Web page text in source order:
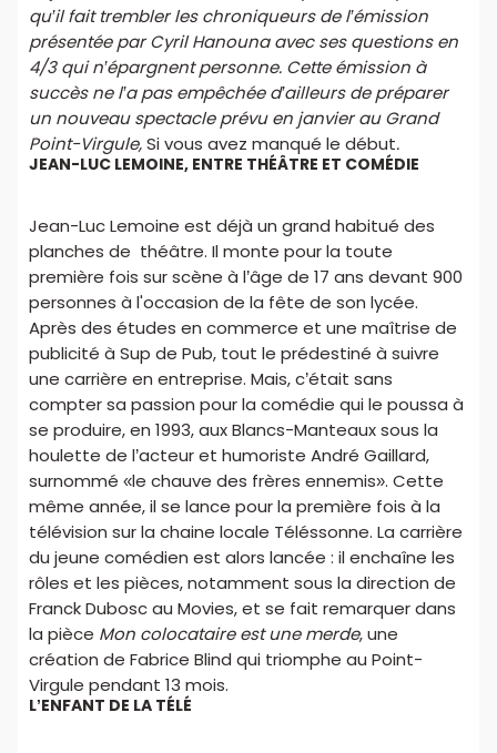
qu’il fait trembler les chroniqueurs de l’émission
présentée par Cyril Hanouna avec ses questions en
4/3 qui n’épargnent personne. Cette émission à
succès ne l’a pas empêchée d’ailleurs de préparer
un nouveau spectacle prévu en janvier au Grand
Point-Virgule,Si vous avez manqué le début.
JEAN-LUC LEMOINE, ENTRE THÉÂTRE ET COMÉDIE
Jean-Luc Lemoine est déjà un grand habitué des
planches de théâtre. Il monte pour la toute
première fois sur scène à l’âge de 17 ans devant 900
personnes à l'occasion de la fête de son lycée.
Après des études en commerce et une maîtrise de
publicité à Sup de Pub, tout le prédestiné à suivre
une carrière en entreprise. Mais, c’était sans
compter sa passion pour la comédie qui le poussa à
se produire, en 1993, aux Blancs-Manteaux sous la
houlette de l’acteur et humoriste André Gaillard,
surnommé «le chauve des frères ennemis». Cette
même année, il se lance pour la première fois à la
télévision sur la chaine locale Téléssonne. La carrière
du jeune comédien est alors lancée : il enchaîne les
rôles et les pièces, notamment sous la direction de
Franck Dubosc au Movies, et se fait remarquer dans
la pièce Mon colocataire est une merde, une
création de Fabrice Blind qui triomphe au Point-
Virgule pendant 13 mois.
L’ENFANT DE LA TÉLÉ